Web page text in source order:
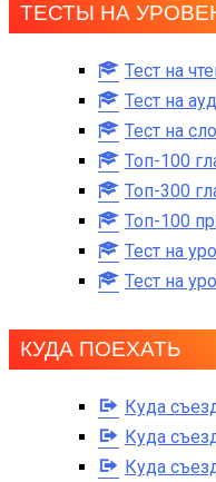
ТЕСТЫ НА
Тест на
Тест на
Тест на
Топ-100
Топ-300
Топ-100
Тест на
Тест на
КУДА ПОЕХАТЬ
Куда
Куда
Куда